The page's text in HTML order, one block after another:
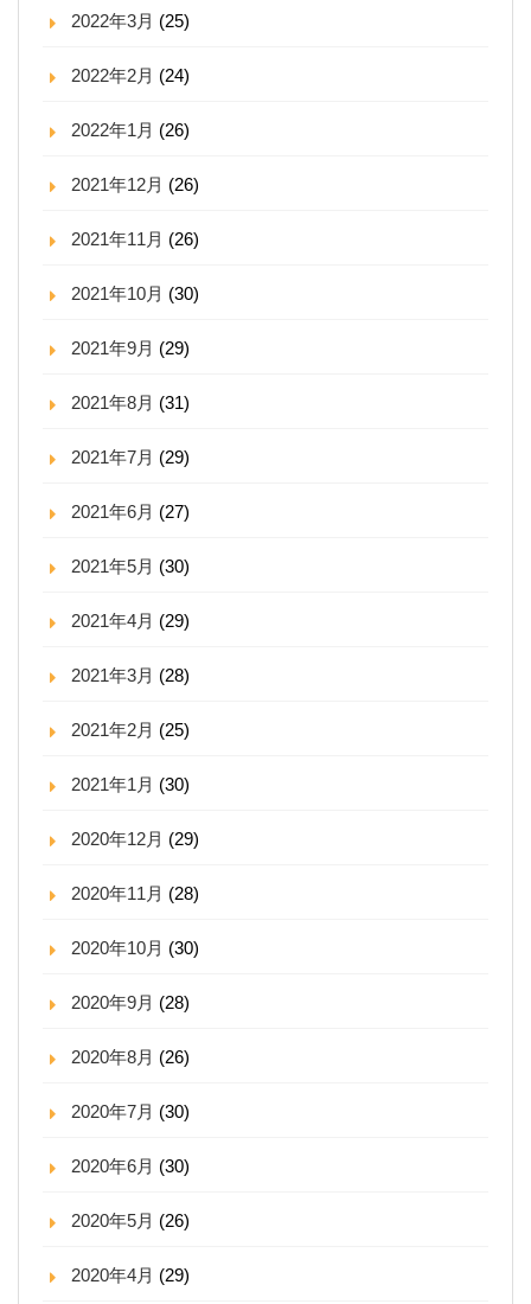
2022年3月 (25)
2022年2月 (24)
2022年1月 (26)
2021年12月 (26)
2021年11月 (26)
2021年10月 (30)
2021年9月 (29)
2021年8月 (31)
2021年7月 (29)
2021年6月 (27)
2021年5月 (30)
2021年4月 (29)
2021年3月 (28)
2021年2月 (25)
2021年1月 (30)
2020年12月 (29)
2020年11月 (28)
2020年10月 (30)
2020年9月 (28)
2020年8月 (26)
2020年7月 (30)
2020年6月 (30)
2020年5月 (26)
2020年4月 (29)